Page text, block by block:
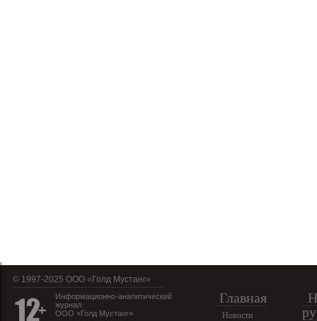
© 1997-2025 OOO «Голд Мустанг»
Информационно-аналитический
журнал
ООО «Голд Мустанг»
Главная
Новости